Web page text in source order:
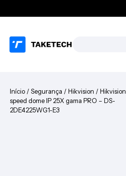
Início / Segurança / Hikvision / Hikvision
speed dome IP 25X gama PRO – DS-
2DE4225WG1-E3